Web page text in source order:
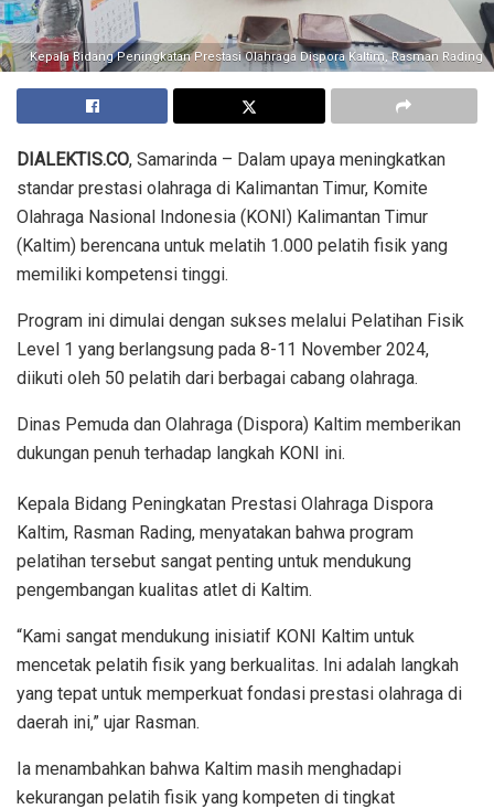
Kepala Bidang Peningkatan Prestasi Olahraga Dispora Kaltim, Rasman Rading
DIALEKTIS.CO, Samarinda – Dalam upaya meningkatkan
standar prestasi olahraga di Kalimantan Timur, Komite
Olahraga Nasional Indonesia (KONI) Kalimantan Timur
(Kaltim) berencana untuk melatih 1.000 pelatih fisik yang
memiliki kompetensi tinggi.
Program ini dimulai dengan sukses melalui Pelatihan Fisik
Level 1 yang berlangsung pada 8-11 November 2024,
diikuti oleh 50 pelatih dari berbagai cabang olahraga.
Dinas Pemuda dan Olahraga (Dispora) Kaltim memberikan
dukungan penuh terhadap langkah KONI ini.
Kepala Bidang Peningkatan Prestasi Olahraga Dispora
Kaltim, Rasman Rading, menyatakan bahwa program
pelatihan tersebut sangat penting untuk mendukung
pengembangan kualitas atlet di Kaltim.
“Kami sangat mendukung inisiatif KONI Kaltim untuk
mencetak pelatih fisik yang berkualitas. Ini adalah langkah
yang tepat untuk memperkuat fondasi prestasi olahraga di
daerah ini,” ujar Rasman.
Ia menambahkan bahwa Kaltim masih menghadapi
kekurangan pelatih fisik yang kompeten di tingkat